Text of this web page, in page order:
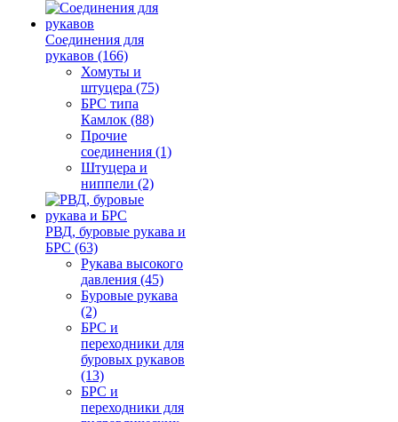
Соединения для
рукавов (166)
Хомуты и
штуцера (75)
БРС типа
Камлок (88)
Прочие
соединения (1)
Штуцера и
ниппели (2)
РВД, буровые рукава и
БРС (63)
Рукава высокого
давления (45)
Буровые рукава
(2)
БРС и
переходники для
буровых рукавов
(13)
БРС и
переходники для